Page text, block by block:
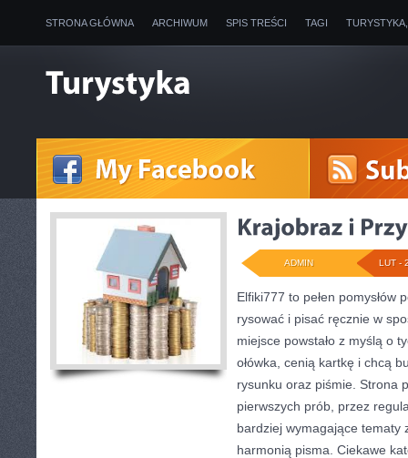
STRONA GŁÓWNA ARCHIWUM SPIS TREŚCI TAGI
LUT -
ADMIN
Elfiki777 to pełen pomysłów
rysować i pisać ręcznie w
miejsce powstało z myślą o
ołówka, cenią kartkę i chcą
rysunku oraz piśmie. Strona
pierwszych prób, przez
bardziej wymagające tematy
harmonią pisma. Ciekawe